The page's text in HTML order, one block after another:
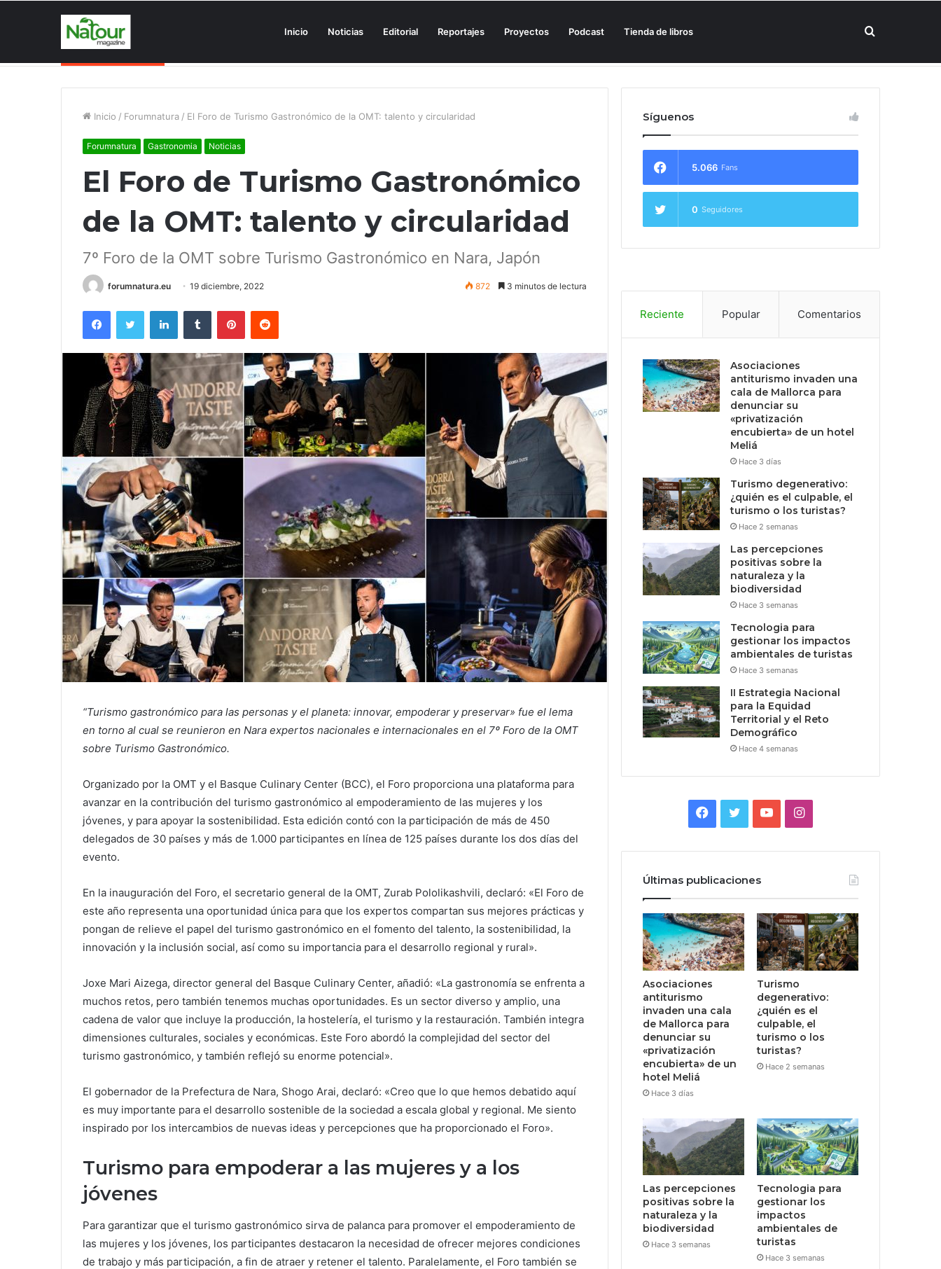
Inicio Noticias Editorial Reportajes Proyectos Podcast Tienda de libros Buscar
Inicio / Forumnatura / El Foro de Turismo Gastronómico de la OMT: talento y circularidad
Forumnatura Gastronomia Noticias
El Foro de Turismo Gastronómico
de la OMT: talento y circularidad
7º Foro de la OMT sobre Turismo Gastronómico en Nara, Japón
forumnatura.eu 19 diciembre, 2022 872 3 minutos de lectura
FacebookTwitter LinkedInTumblr PinterestReddit
“Turismo gastronómico para las personas y el planeta: innovar, empoderar y preservar» fue el lema
en torno al cual se reunieron en Nara expertos nacionales e internacionales en el 7º Foro de la OMT
sobre Turismo Gastronómico.
Organizado por la OMT y el Basque Culinary Center (BCC), el Foro proporciona una plataforma para
avanzar en la contribución del turismo gastronómico al empoderamiento de las mujeres y los
jóvenes, y para apoyar la sostenibilidad. Esta edición contó con la participación de más de 450
delegados de 30 países y más de 1.000 participantes en línea de 125 países durante los dos días del
evento.
En la inauguración del Foro, el secretario general de la OMT, Zurab Pololikashvili, declaró: «El Foro de
este año representa una oportunidad única para que los expertos compartan sus mejores prácticas y
pongan de relieve el papel del turismo gastronómico en el fomento del talento, la sostenibilidad, la
innovación y la inclusión social, así como su importancia para el desarrollo regional y rural».
Joxe Mari Aizega, director general del Basque Culinary Center, añadió: «La gastronomía se enfrenta a
muchos retos, pero también tenemos muchas oportunidades. Es un sector diverso y amplio, una
cadena de valor que incluye la producción, la hostelería, el turismo y la restauración. También integra
dimensiones culturales, sociales y económicas. Este Foro abordó la complejidad del sector del
turismo gastronómico, y también reflejó su enorme potencial».
El gobernador de la Prefectura de Nara, Shogo Arai, declaró: «Creo que lo que hemos debatido aquí
es muy importante para el desarrollo sostenible de la sociedad a escala global y regional. Me siento
inspirado por los intercambios de nuevas ideas y percepciones que ha proporcionado el Foro».
Turismo para empoderar a las mujeres y a los
jóvenes
Para garantizar que el turismo gastronómico sirva de palanca para promover el empoderamiento de
las mujeres y los jóvenes, los participantes destacaron la necesidad de ofrecer mejores condiciones
de trabajo y más participación, a fin de atraer y retener el talento. Paralelamente, el Foro también se
Síguenos
5.066 Fans
0 Seguidores
Reciente Popular Comentarios
Asociaciones
antiturismo invaden una
cala de Mallorca para
denunciar su
«privatización
encubierta» de un hotel
Meliá
Hace 3 días
Turismo degenerativo:
¿quién es el culpable, el
turismo o los turistas?
Hace 2 semanas
Las percepciones
positivas sobre la
naturaleza y la
biodiversidad
Hace 3 semanas
Tecnologia para
gestionar los impactos
ambientales de turistas
Hace 3 semanas
II Estrategia Nacional
para la Equidad
Territorial y el Reto
Demográfico
Hace 4 semanas
Facebook
TwitterYouTubeInstagram
Últimas publicaciones
Asociaciones
antiturismo
invaden una cala
de Mallorca para
denunciar su
«privatización
encubierta» de un
hotel Meliá
Hace 3 días
Turismo
degenerativo:
¿quién es el
culpable, el
turismo o los
turistas?
Hace 2 semanas
Las percepciones
positivas sobre la
naturaleza y la
biodiversidad
Hace 3 semanas
Tecnologia para
gestionar los
impactos
ambientales de
turistas
Hace 3 semanas